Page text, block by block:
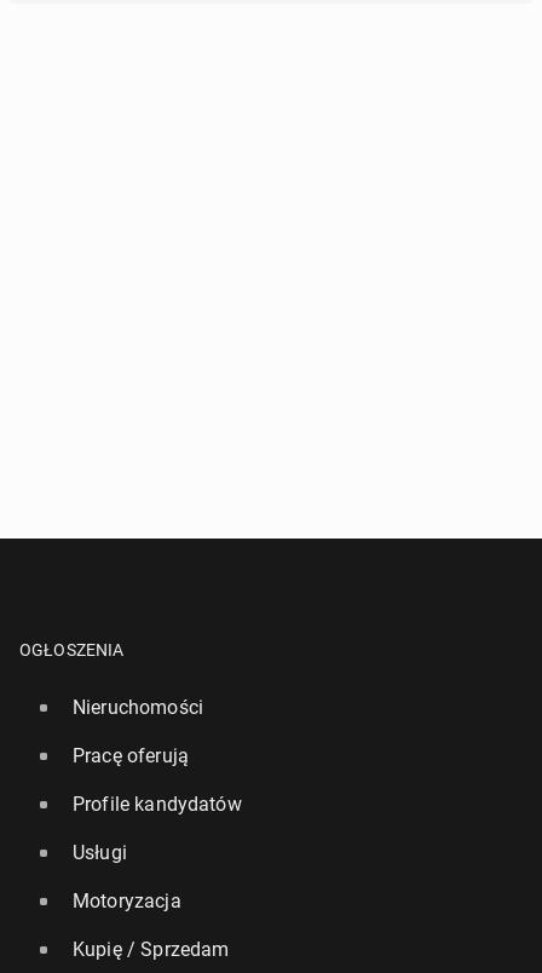
OGŁOSZENIA
Nieruchomości
Pracę oferują
Profile kandydatów
Usługi
Motoryzacja
Kupię / Sprzedam